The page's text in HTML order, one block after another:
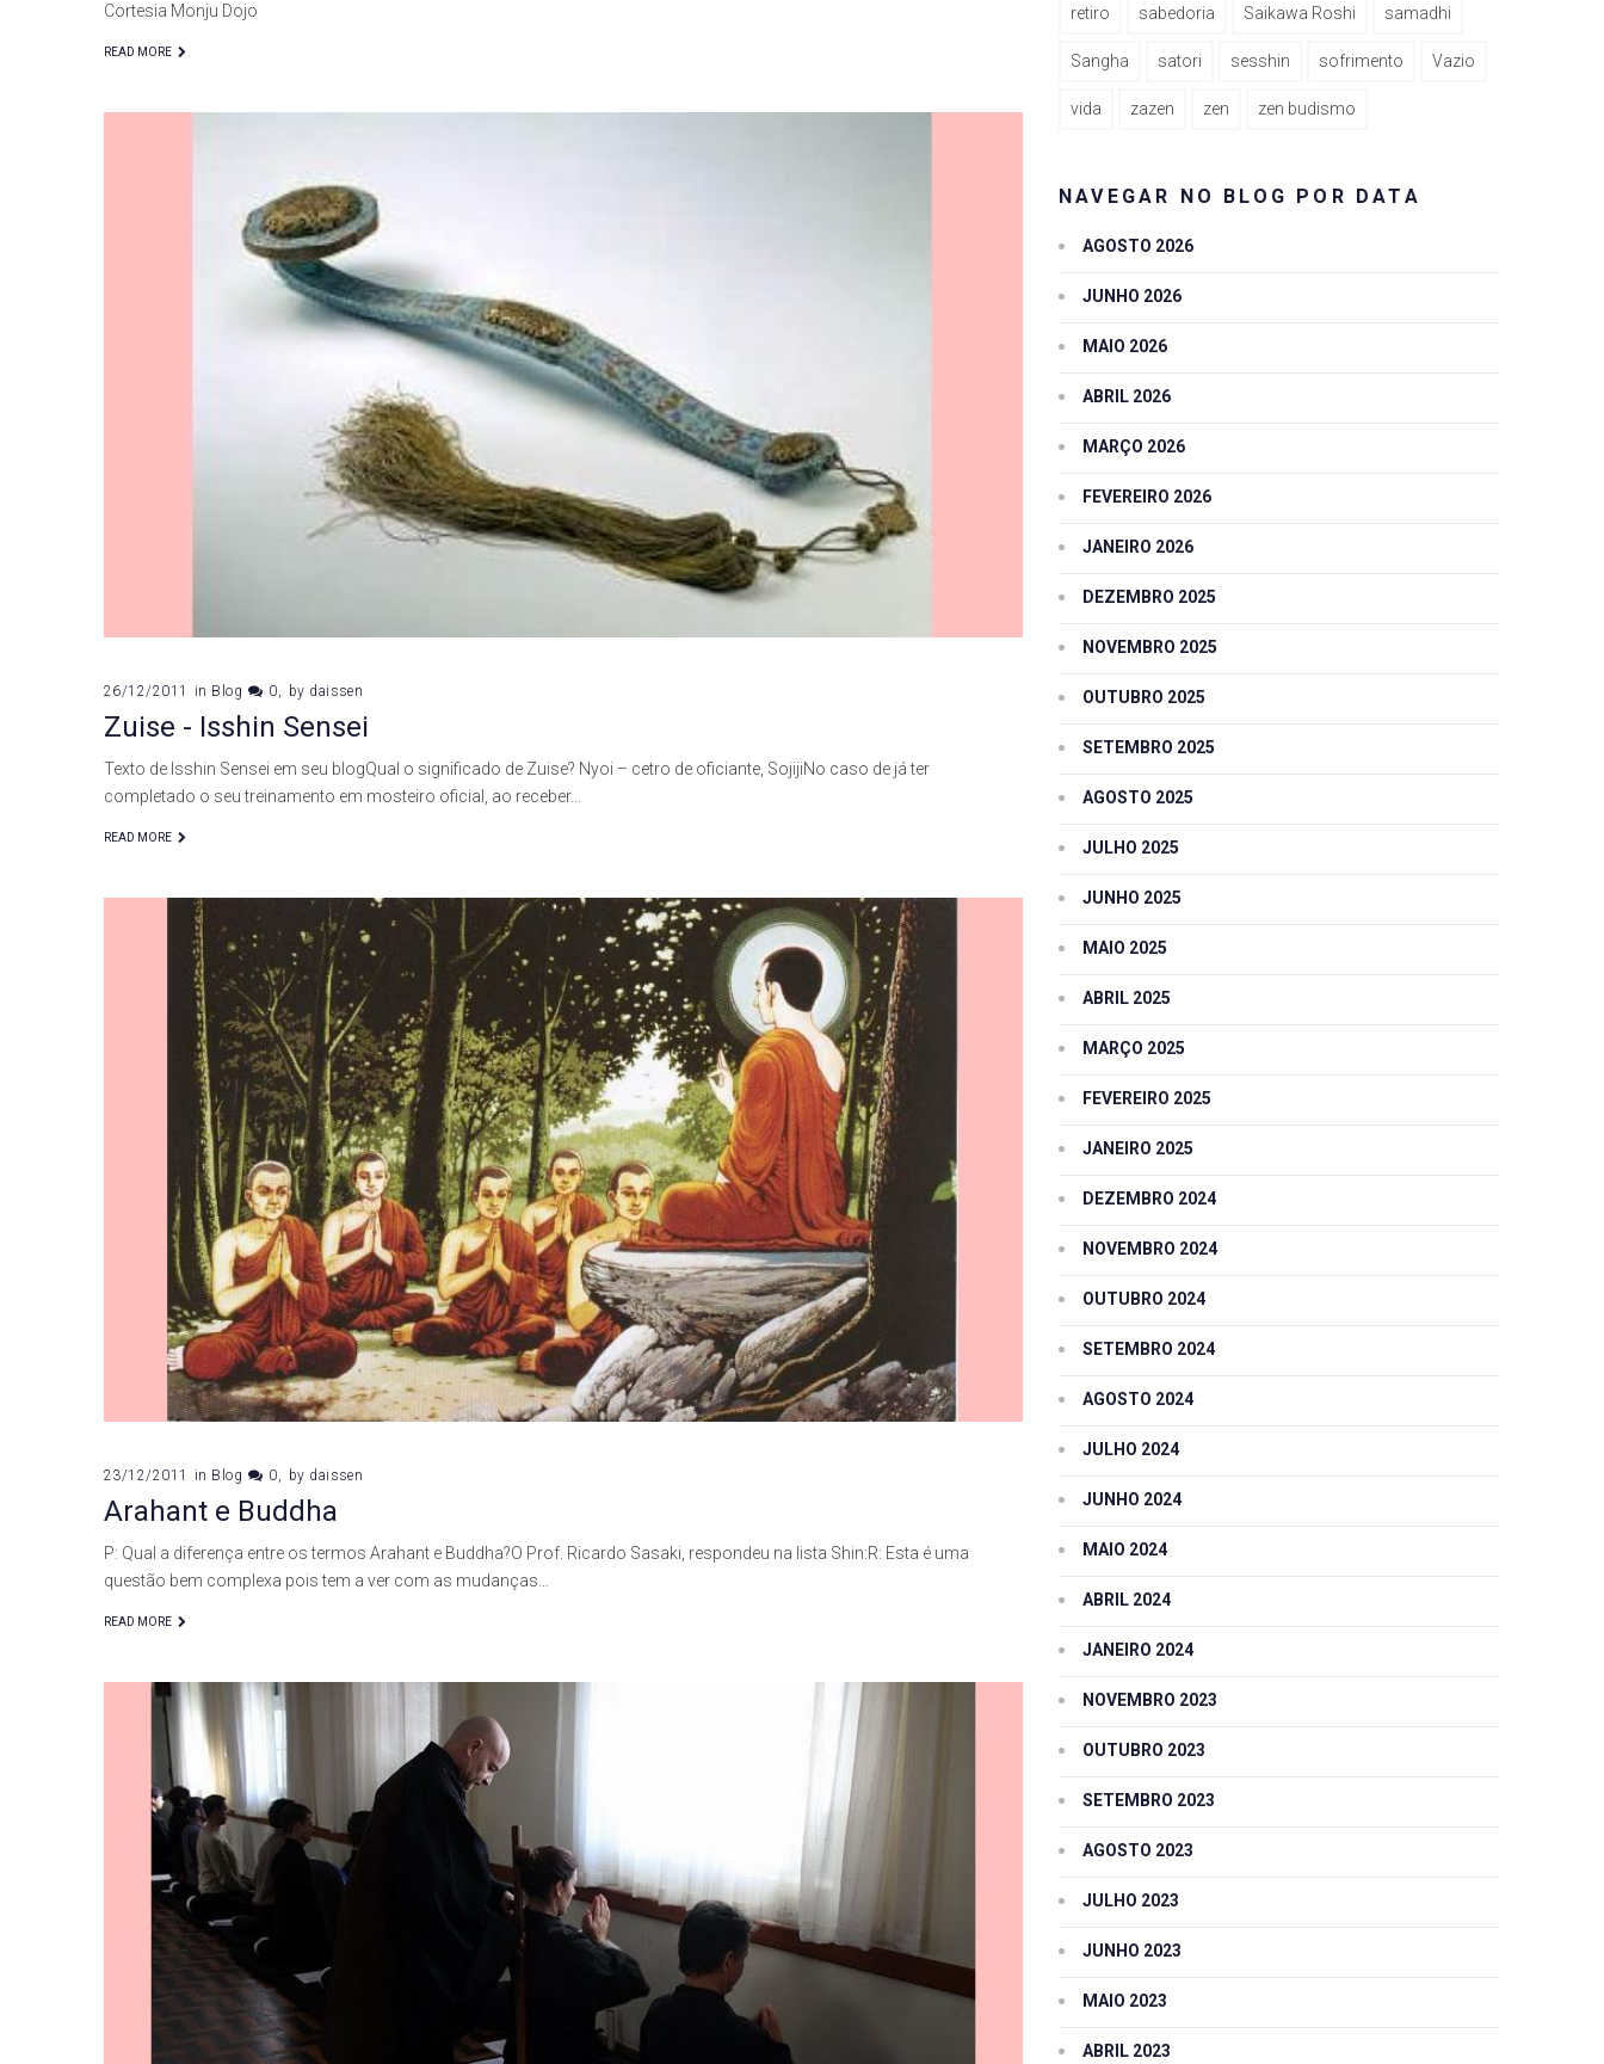
Cortesia Monju Dojo
READ MORE
26/12/2011 in Blog 0 by daissen
Zuise - Isshin Sensei
Texto de Isshin Sensei em seu blogQual o significado de Zuise? Nyoi – cetro de oficiante, SojijiNo caso de já ter
completado o seu treinamento em mosteiro oficial, ao receber…
READ MORE
23/12/2011 in Blog 0 by daissen
Arahant e Buddha
P: Qual a diferença entre os termos Arahant e Buddha?O Prof. Ricardo Sasaki, respondeu na lista Shin:R: Esta é uma
questão bem complexa pois tem a ver com as mudanças…
READ MORE
retiro sabedoria Saikawa Roshi samadhi
Sangha satori sesshin sofrimento Vazio
vida zazen zen zen budismo
NAVEGAR NO BLOG POR DATA
AGOSTO 2026
JUNHO 2026
MAIO 2026
ABRIL 2026
MARÇO 2026
FEVEREIRO 2026
JANEIRO 2026
DEZEMBRO 2025
NOVEMBRO 2025
OUTUBRO 2025
SETEMBRO 2025
AGOSTO 2025
JULHO 2025
JUNHO 2025
MAIO 2025
ABRIL 2025
MARÇO 2025
FEVEREIRO 2025
JANEIRO 2025
DEZEMBRO 2024
NOVEMBRO 2024
OUTUBRO 2024
SETEMBRO 2024
AGOSTO 2024
JULHO 2024
JUNHO 2024
MAIO 2024
ABRIL 2024
JANEIRO 2024
NOVEMBRO 2023
OUTUBRO 2023
SETEMBRO 2023
AGOSTO 2023
JULHO 2023
JUNHO 2023
MAIO 2023
ABRIL 2023